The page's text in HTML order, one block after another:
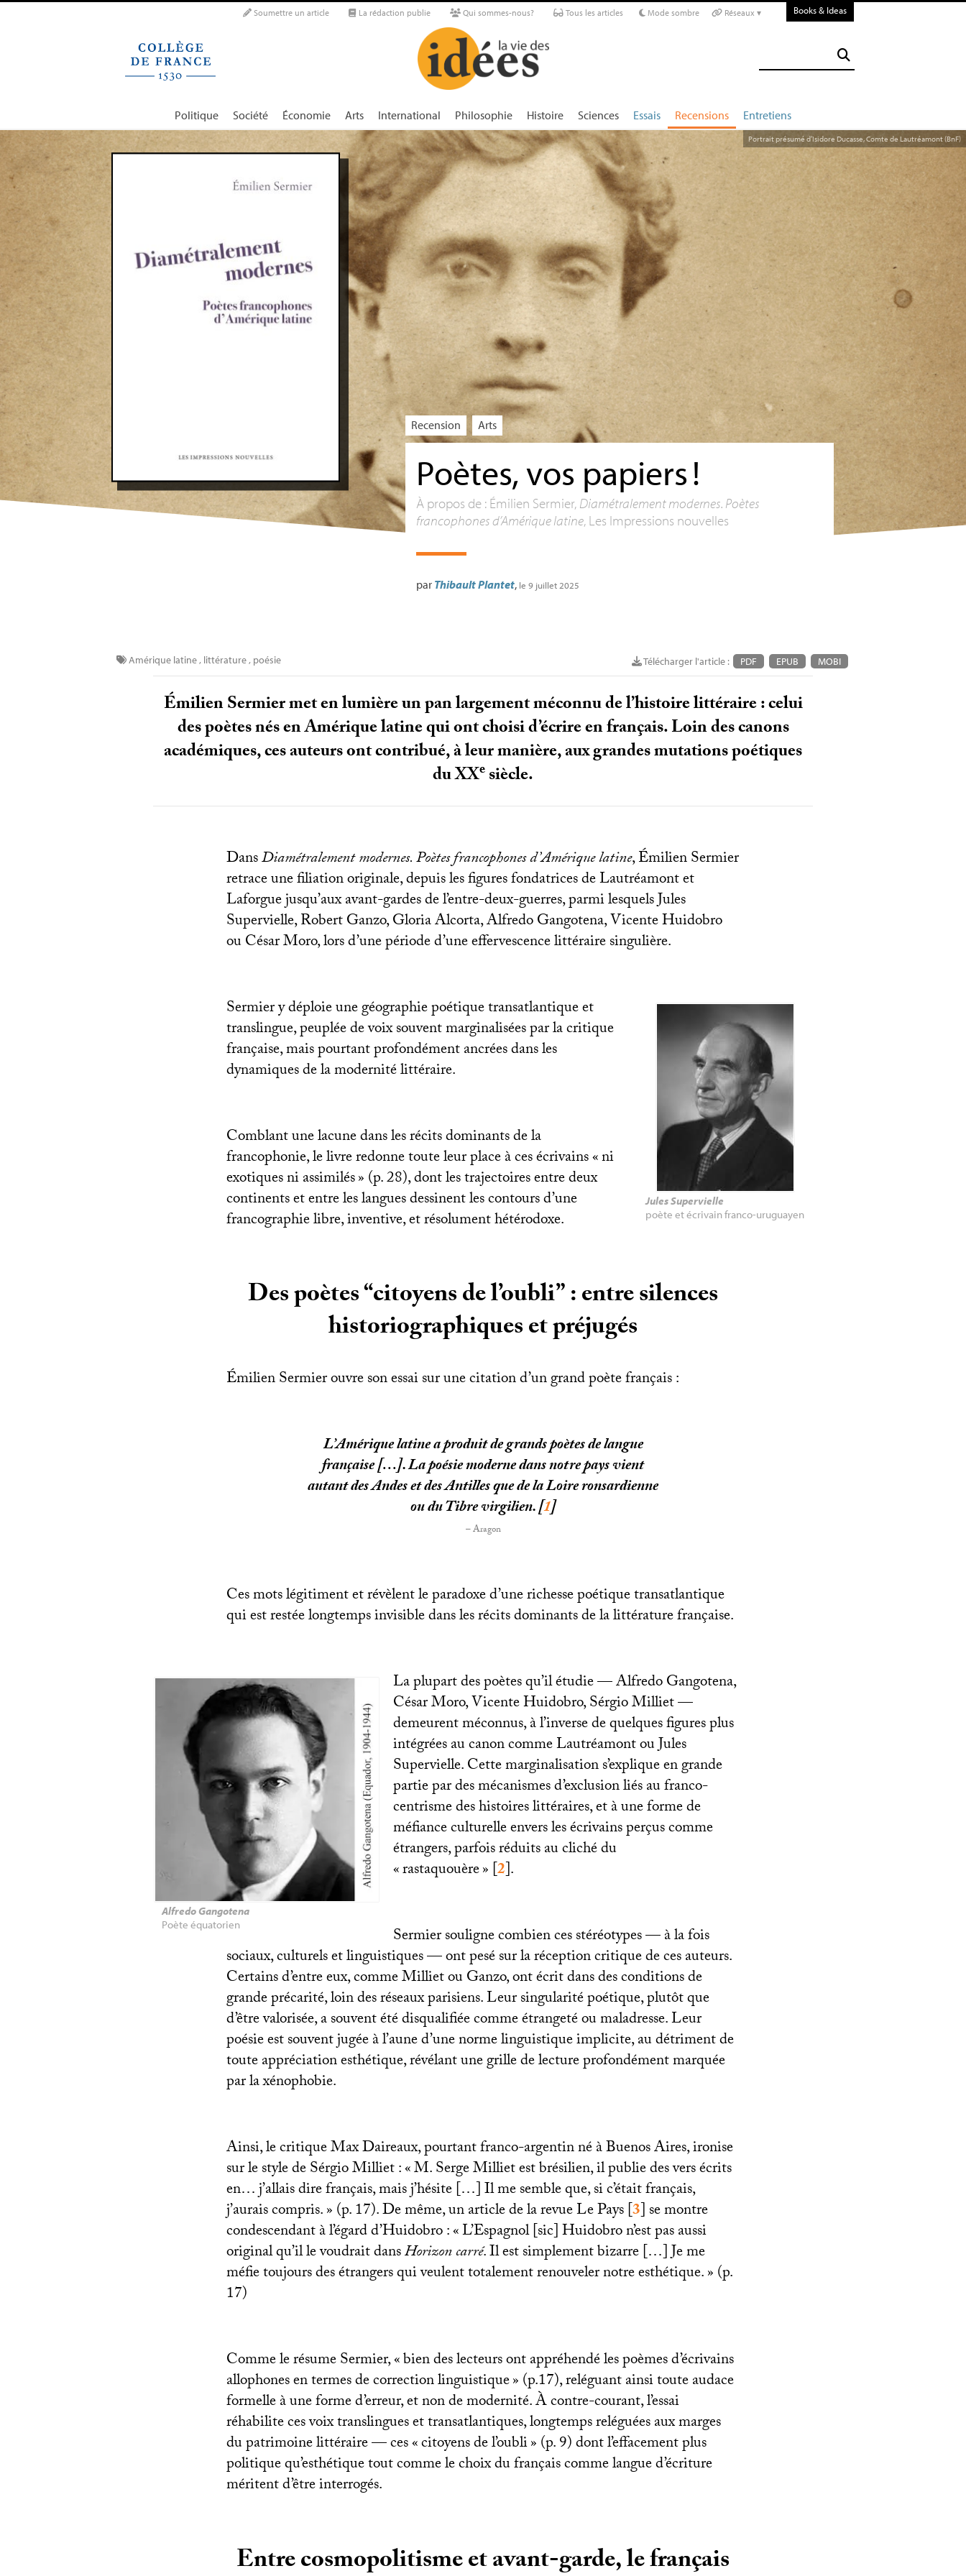
Soumettre un article La rédaction publie Qui sommes-nous? Tous les articles Mode sombre Réseaux ▾ Books & Ideas
Politique Société Économie Arts International Philosophie Histoire Sciences Essais Recensions Entretiens
Portrait présumé d’Isidore Ducasse, Comte de Lautréamont (BnF)
Recension Arts
Poètes, vos papiers!
À propos de : Émilien Sermier, Diamétralement modernes. Poètes
francophones d’Amérique latine, Les Impressions nouvelles
par Thibault Plantet, le 9 juillet 2025
Télécharger l'article : PDF EPUB MOBI
Amérique latine, littérature, poésie
Émilien Sermier met en lumière un pan largement méconnu de l’histoire littéraire : celui
des poètes nés en Amérique latine qui ont choisi d’écrire en français. Loin des canons
académiques, ces auteurs ont contribué, à leur manière, aux grandes mutations poétiques
duXXesiècle.
DansDiamétralement modernes. Poètes francophones d’Amérique latine, Émilien Sermier
retrace une filiation originale, depuis les figures fondatrices de Lautréamont et
Laforgue jusqu’aux avant-gardes de l’entre-deux-guerres, parmi lesquels Jules
Supervielle, Robert Ganzo, Gloria Alcorta, Alfredo Gangotena, Vicente Huidobro
ou César Moro, lors d’une période d’une effervescence littéraire singulière.
Jules Supervielle
poète et écrivain franco-uruguayen
Sermier y déploie une géographie poétique transatlantique et
translingue, peuplée de voix souvent marginalisées par la critique
française, mais pourtant profondément ancrées dans les
dynamiques de la modernité littéraire.
Comblant une lacune dans les récits dominants de la
francophonie, le livre redonne toute leur place à ces écrivains «ni
exotiques ni assimilés» (p. 28), dont les trajectoires entre deux
continents et entre les langues dessinent les contours d’une
francographie libre, inventive, et résolument hétérodoxe.
Des poètes “citoyens de l’oubli” : entre silences
historiographiques et préjugés
Émilien Sermier ouvre son essai sur une citation d’un grand poète français :
L’Amérique latine a produit de grands poètes de langue
française […]. La poésie moderne dans notre pays vient
autant des Andes et des Antilles que de la Loire ronsardienne
ou du Tibre virgilien.[1]
– Aragon
Ces mots légitiment et révèlent le paradoxe d’une richesse poétique transatlantique
qui est restée longtemps invisible dans les récits dominants de la littérature française.
Alfredo Gangotena
Poète équatorien
La plupart des poètes qu’il étudie — Alfredo Gangotena,
César Moro, Vicente Huidobro, Sérgio Milliet —
demeurent méconnus, à l’inverse de quelques figures plus
intégrées au canon comme Lautréamont ou Jules
Supervielle. Cette marginalisation s’explique en grande
partie par des mécanismes d’exclusion liés au franco-
centrisme des histoires littéraires, et à une forme de
méfiance culturelle envers les écrivains perçus comme
étrangers, parfois réduits au cliché du
«rastaquouère»[2].
Sermier souligne combien ces stéréotypes — à la fois
sociaux, culturels et linguistiques — ont pesé sur la réception critique de ces auteurs.
Certains d’entre eux, comme Milliet ou Ganzo, ont écrit dans des conditions de
grande précarité, loin des réseaux parisiens. Leur singularité poétique, plutôt que
d’être valorisée, a souvent été disqualifiée comme étrangeté ou maladresse. Leur
poésie est souvent jugée à l’aune d’une norme linguistique implicite, au détriment de
toute appréciation esthétique, révélant une grille de lecture profondément marquée
par la xénophobie.
Ainsi, le critique Max Daireaux, pourtant franco-argentin né à Buenos Aires, ironise
sur le style de Sérgio Milliet : «M. Serge Milliet est brésilien, il publie des vers écrits
en… j’allais dire français, mais j’hésite […] Il me semble que, si c’était français,
j’aurais compris.» (p. 17). De même, un article de la revue Le Pays[3]se montre
condescendant à l’égard d’Huidobro : «L’Espagnol [sic] Huidobro n’est pas aussi
original qu’il le voudrait dansHorizon carré. Il est simplement bizarre […] Je me
méfie toujours des étrangers qui veulent totalement renouveler notre esthétique.» (p.
17)
Comme le résume Sermier, «bien des lecteurs ont appréhendé les poèmes d’écrivains
allophones en termes de correction linguistique» (p.17), reléguant ainsi toute audace
formelle à une forme d’erreur, et non de modernité. À contre-courant, l’essai
réhabilite ces voix translingues et transatlantiques, longtemps reléguées aux marges
du patrimoine littéraire — ces «citoyens de l’oubli» (p. 9) dont l’effacement plus
politique qu’esthétique tout comme le choix du français comme langue d’écriture
méritent d’être interrogés.
Entre cosmopolitisme et avant-garde, le français